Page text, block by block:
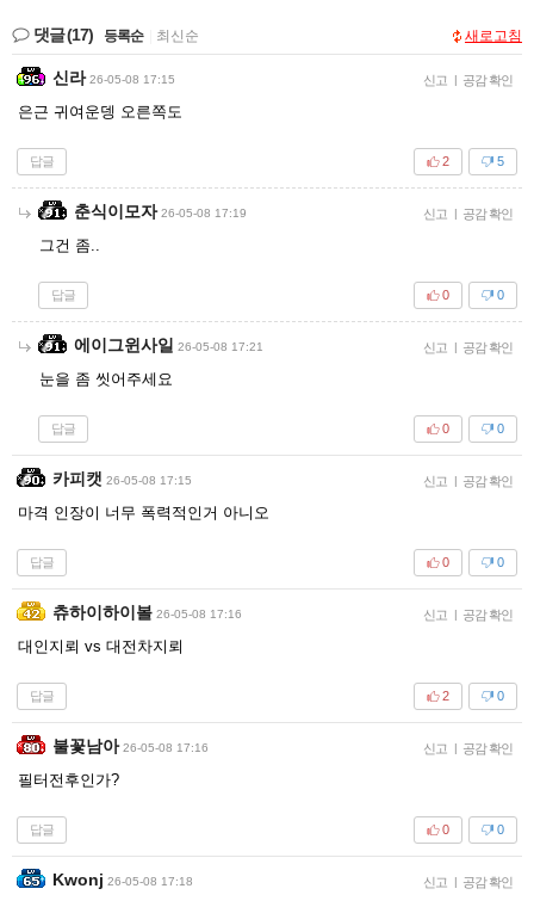
댓글(17) 등록순 최신순 새로고침
신라 26-05-08 17:15 신고 | 공감 확인
은근 귀여운뎅 오른쪽도
답글 5
2
춘식이모자 26-05-08 17:19 신고 | 공감 확인
그건 좀..
답글 0
0
에이그윈사일 26-05-08 17:21 신고 | 공감 확인
눈을 좀 씻어주세요
답글 0
0
카피캣 26-05-08 17:15 신고 | 공감 확인
마격 인장이 너무 폭력적인거 아니오
답글 0
0
츄하이하이볼 26-05-08 17:16 신고 | 공감 확인
대인지뢰 vs 대전차지뢰
답글 0
2
불꽃남아 26-05-08 17:16 신고 | 공감 확인
필터전후인가?
답글 0
0
Kwonj 26-05-08 17:18 신고 | 공감 확인